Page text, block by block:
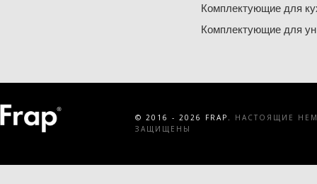
Комплектующие для
Комплектующие для
© 2016 - 2026 FRAP.
НАСТОЯЩИЕ
ЗАЩИЩЕНЫ